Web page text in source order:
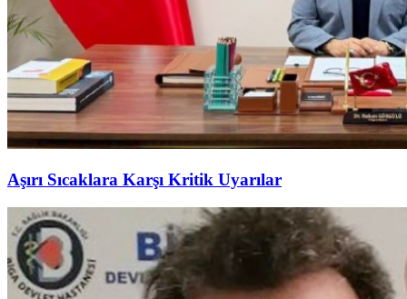
Aşırı Sıcaklara Karşı Kritik Uyarılar